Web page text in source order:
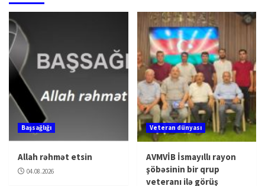
Başsağlığı
Allah rəhmət etsin
04.08.2026
Veteran dünyası
AVMVİB İsmayıllı rayon
şöbəsinin bir qrup
veteranı ilə görüş